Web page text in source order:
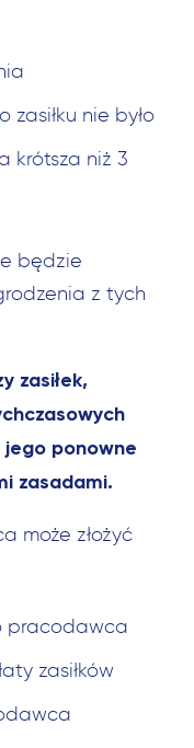
zasiłku nie było
krótsza niż 3
będzie
z tych
zasiłek,
ponowne
zasadami.
może złożyć
pracodawca
zasiłków